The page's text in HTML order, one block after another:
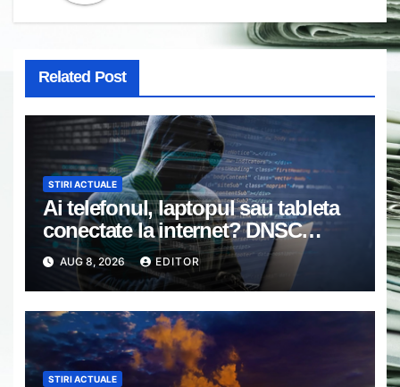
Related Post
STIRI ACTUALE
Ai telefonul, laptopul sau tableta
conectate la internet? DNSC
avertizează asupra unui risc pe
care mulți utilizatori îl ignoră
AUG 8, 2026 EDITOR
STIRI ACTUALE